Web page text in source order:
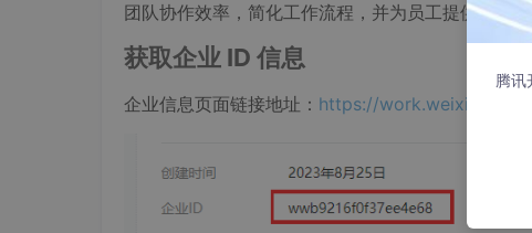
团队协作效率，简化工作流程，并为员工提供更好的
获取企业 ID 信息
企业信息页面链接地址： https://
腾讯